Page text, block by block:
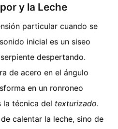
y la Leche
particular cuando se
inicial es un siseo
despertando.
de acero en el ángulo
en un ronroneo
la técnica del texturizado.
calentar la leche, sino de